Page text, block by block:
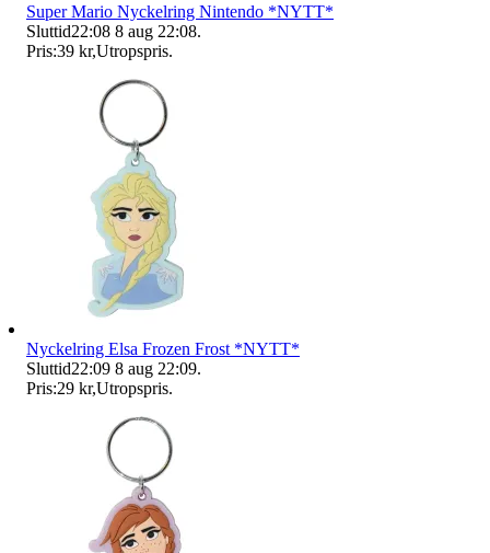
Super Mario Nyckelring Nintendo *NYTT*
Sluttid22:08 8 aug 22:08.
Pris:39 kr,Utropspris.
Nyckelring Elsa Frozen Frost *NYTT*
Sluttid22:09 8 aug 22:09.
Pris:29 kr,Utropspris.